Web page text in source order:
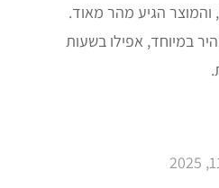
הגיע מהר מאוד.
במיוחד, אפילו בשעות